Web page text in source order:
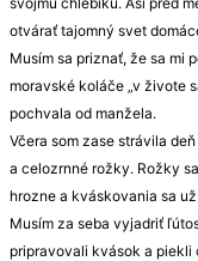
otvárať tajomný svet
Musím sa priznať, že sa mi
moravské koláče „v živote
pochvala od manžela.
Včera som zase strávila
a celozrnné rožky. Rožky
hrozne a kváskovania sa
Musím za seba vyjadriť
pripravovali kvások a piekli